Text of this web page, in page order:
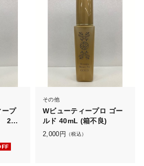
ープ
2本
その他
Wビューティープロ ゴー
ルド 40mL (箱不良)
2,000円 （税込）